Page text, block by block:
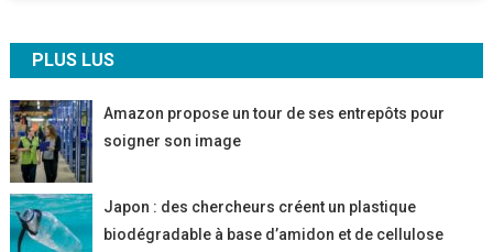
PLUS LUS
Amazon propose un tour de ses entrepôts pour
soigner son image
Japon : des chercheurs créent un plastique
biodégradable à base d’amidon et de cellulose